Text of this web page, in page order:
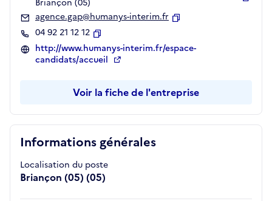
Informations générales
Localisation du poste
Briançon (05) (05)
Briançon (05)
agence.gap@humanys-interim.fr
04 92 21 12 12
Copier
http://www.humanys-interim.fr/espace-
candidats/accueil
Voir la fiche de l'entreprise